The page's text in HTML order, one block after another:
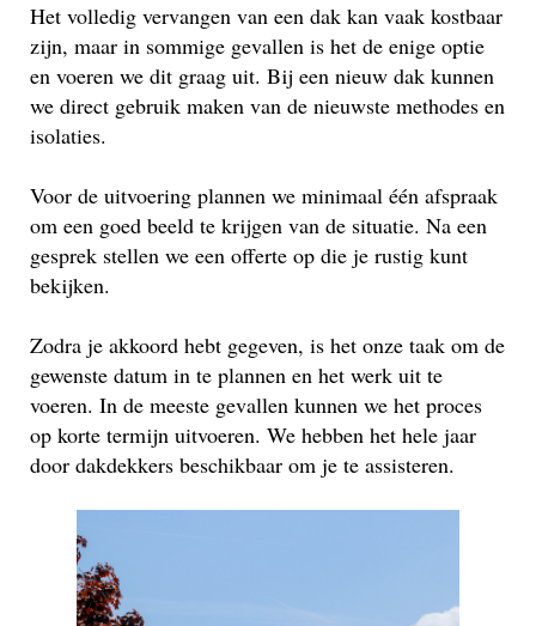
Het volledig vervangen van een dak kan vaak kostbaar
zijn, maar in sommige gevallen is het de enige optie
en voeren we dit graag uit. Bij een nieuw dak kunnen
we direct gebruik maken van de nieuwste methodes en
isolaties.
Voor de uitvoering plannen we minimaal één afspraak
om een goed beeld te krijgen van de situatie. Na een
gesprek stellen we een offerte op die je rustig kunt
bekijken.
Zodra je akkoord hebt gegeven, is het onze taak om de
gewenste datum in te plannen en het werk uit te
voeren. In de meeste gevallen kunnen we het proces
op korte termijn uitvoeren. We hebben het hele jaar
door dakdekkers beschikbaar om je te assisteren.